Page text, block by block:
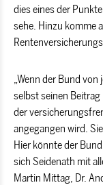
dies eines der
sehe. Hinzu komme
Wenn der Bund von
selbst seinen
der
angegangen wird.
Hier könnte der
sich Seidenath mit
Martin Mittag, Dr.